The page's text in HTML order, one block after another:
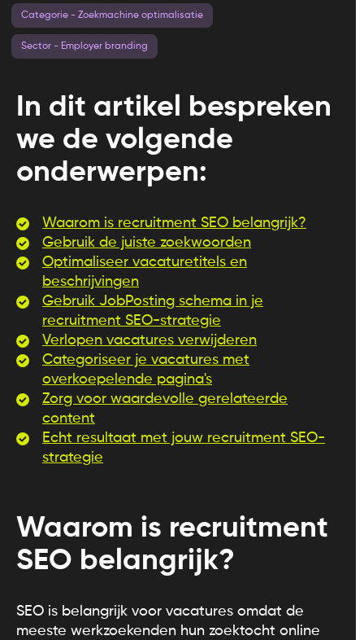
Categorie - Zoekmachine optimalisatie
Sector - Employer branding
In dit artikel bespreken
we de volgende
onderwerpen:
Waarom is recruitment SEO belangrijk?
Gebruik de juiste zoekwoorden
Optimaliseer vacaturetitels en
beschrijvingen
Gebruik JobPosting schema in je
recruitment SEO-strategie
Verlopen vacatures verwijderen
Categoriseer je vacatures met
overkoepelende pagina's
Zorg voor waardevolle gerelateerde
content
Echt resultaat met jouw recruitment SEO-
strategie
Waarom is recruitment
SEO belangrijk?
SEO is belangrijk voor vacatures omdat de
meeste werkzoekenden hun zoektocht online